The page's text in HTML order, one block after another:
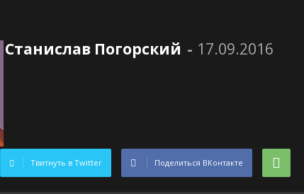
Станислав Погорский - 17.09.2016
Твитнуть в Twitter Поделиться ВКонтакте